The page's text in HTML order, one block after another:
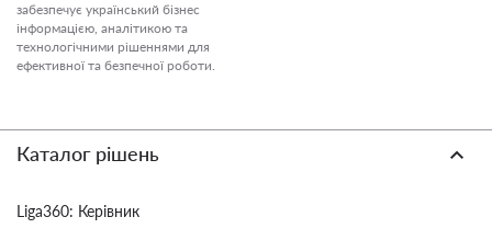
забезпечує український бізнес
інформацією, аналітикою та
технологічними рішеннями для
ефективної та безпечної роботи.
Каталог рішень
Liga360: Керівник